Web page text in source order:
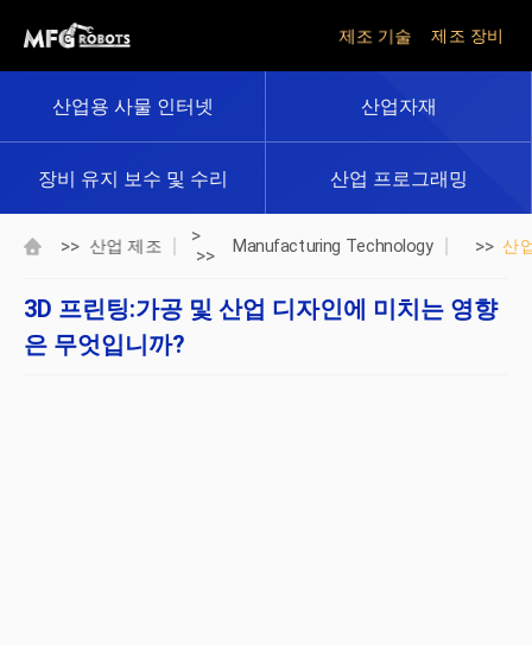
제조 기술 제조 장비
산업용 사물 인터넷 산업자재
장비 유지 보수 및 수리 산업 프로그래밍
>> 산업 제조
>
>>
Manufacturing Technology >> 산
3D 프린팅:가공 및 산업 디자인에 미치는 영향
은 무엇입니까?